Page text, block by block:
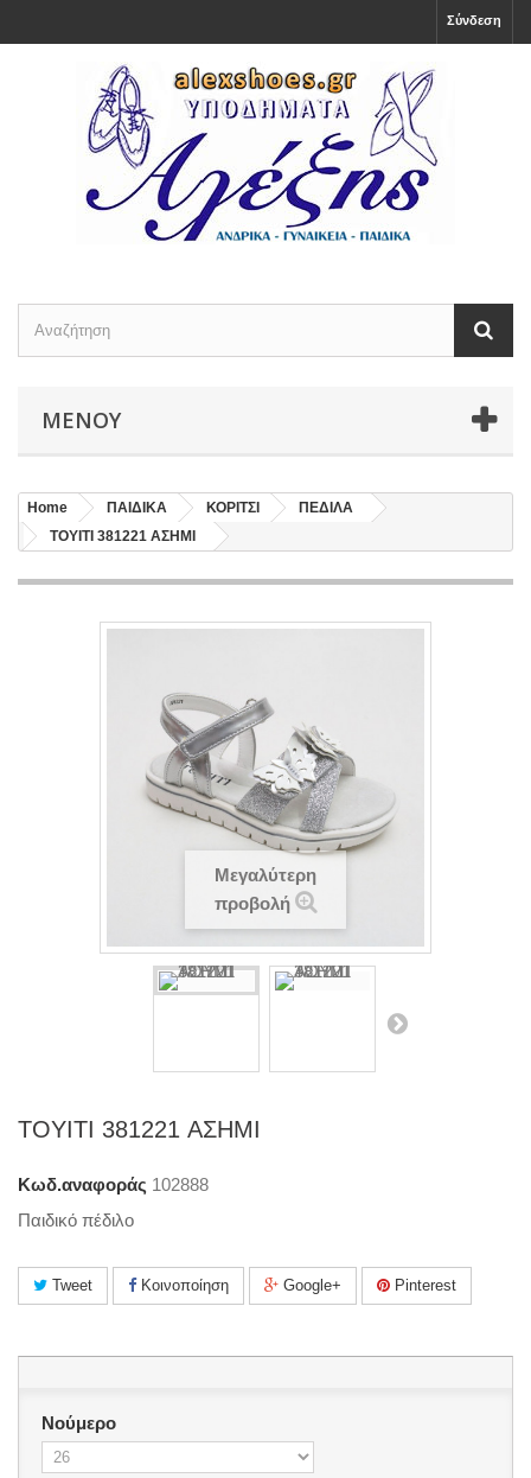
Σύνδεση
ΜΕΝΟΎ
Home ΠΑΙΔΙΚΑ ΚΟΡΙΤΣΙ
ΠΕΔΙΛΑ
TOYITI 381221 ΑΣΗΜΙ
Μεγαλύτερη
προβολή
TOYITI 381221 ΑΣΗΜΙ
Κωδ.αναφοράς 102888
Παιδικό πέδιλο
Tweet Κοινοποίηση Google+ Pinterest
Νούμερο